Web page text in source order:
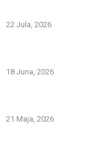
22 Jula, 2026
18 Juna, 2026
21 Maja, 2026